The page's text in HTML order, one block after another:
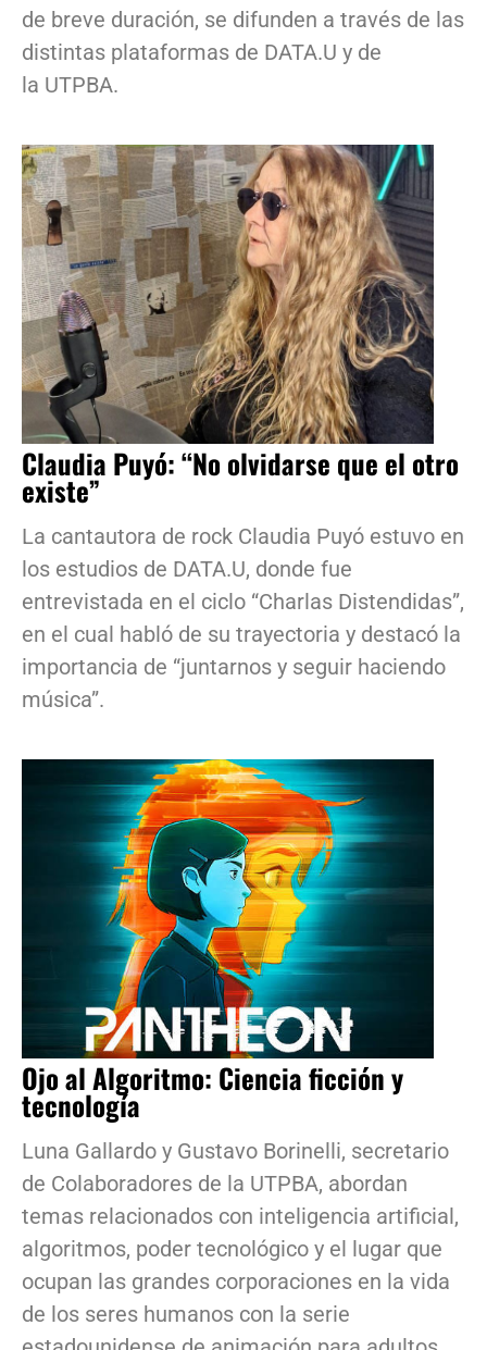
de breve duración, se difunden a través de las
distintas plataformas de DATA.U y de
la UTPBA.
Claudia Puyó: “No olvidarse que el otro
existe”
La cantautora de rock Claudia Puyó estuvo en
los estudios de DATA.U, donde fue
entrevistada en el ciclo “Charlas Distendidas”,
en el cual habló de su trayectoria y destacó la
importancia de “juntarnos y seguir haciendo
música”.
Ojo al Algoritmo: Ciencia ficción y
tecnología
Luna Gallardo y Gustavo Borinelli, secretario
de Colaboradores de la UTPBA, abordan
temas relacionados con inteligencia artificial,
algoritmos, poder tecnológico y el lugar que
ocupan las grandes corporaciones en la vida
de los seres humanos con la serie